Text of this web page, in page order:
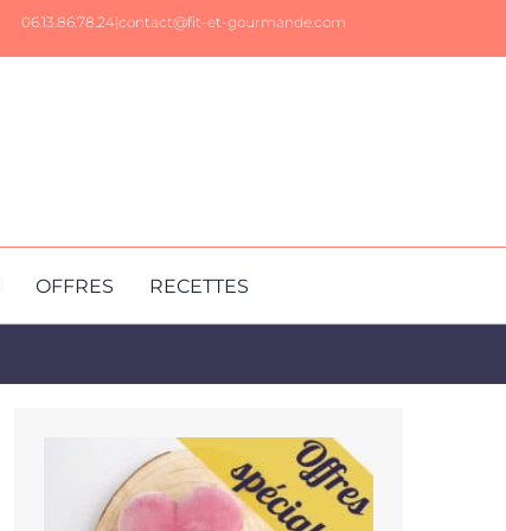
06.13.86.78.24|contact@fit-et-gourmande.com
OFFRES RECETTES